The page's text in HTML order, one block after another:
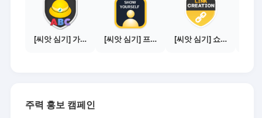
[씨앗 심기] 가이드보기 - 매체별 활동 가이드 [씨앗 심기] 프로필 사진 등록하기 [씨앗 심기] 쇼핑몰 링크 발급하기 - 제휴몰 3곳
주력 홍보 캠페인